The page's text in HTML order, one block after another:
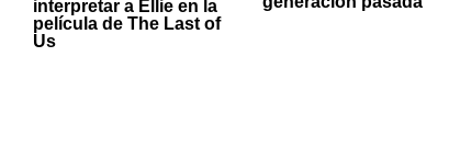
interpretar a Ellie en la
película de The Last of
Us